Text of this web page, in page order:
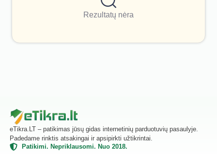
Rezultatų nėra
eTikra.LT – patikimas jūsų gidas internetinių parduotuvių pasaulyje.
Padedame rinktis atsakingai ir apsipirkti užtikrintai.
Patikimi. Nepriklausomi. Nuo 2018.